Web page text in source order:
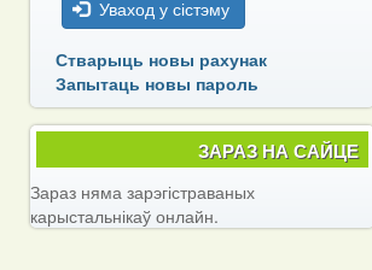
Уваход у сістэму
Стварыць новы рахунак
Запытаць новы пароль
ЗАРАЗ НА САЙЦЕ
Зараз няма зарэгістраваных
карыстальнікаў онлайн.